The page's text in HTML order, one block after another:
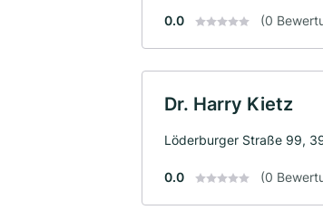
0.0 (0
Dr. Harry Kietz
Löderburger Straße 99,
0.0 (0